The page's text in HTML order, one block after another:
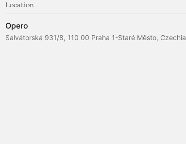
Location
Opero
Salvátorská 931/8, 110 00 Praha 1-Staré Město, Czechia